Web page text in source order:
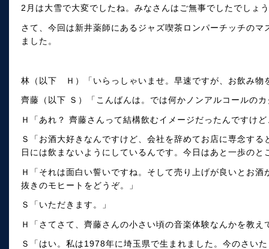
2月は大雪で大変でしたね。みなさんはご無事でしたでしょ
さて、今回は新井薬師にあるジャズ喫茶ロンパーチッチの
ました。
林（以下 Ｈ）「いらっしゃいませ。早速ですが、お飲み物
齊藤（以下 Ｓ）「こんばんは。では何かノンアルコールの
Ｈ「あれ？ 齊藤さんって結構飲むイメージだったんですけ
Ｓ「お酒大好きなんですけど、会社を辞めてお店に専念す
日には飲まないようにしているんです。今日はあと一歩のと
Ｈ「それは面白い誓いですね。そして売り上げが良いとお
抜きのモヒートをどうぞ。」
Ｓ「いただきます。」
Ｈ「さてさて、齊藤さんの小さい頃の音楽体験なんかを教え
Ｓ「はい。私は1978年に埼玉県で生まれました。今のさい